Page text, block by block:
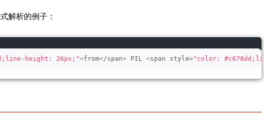
解析的例子：
height: 26px;">from</span> PIL <span style="color: